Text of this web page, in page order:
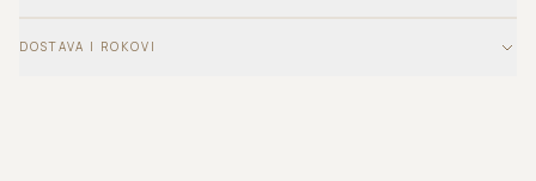
DOSTAVA I ROKOVI